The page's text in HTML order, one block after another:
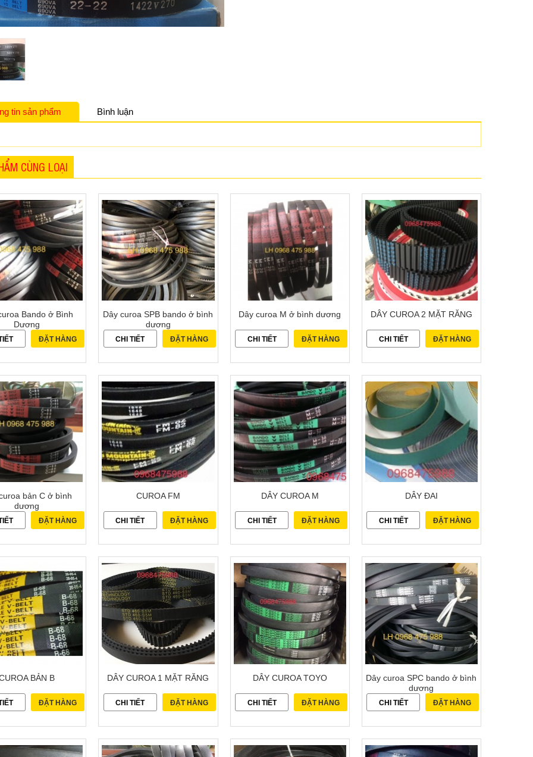
tin sản phẩm Bình luận
CÙNG LOẠI
Bando ở Bình
Dương
ĐẶT HÀNG
Dây curoa SPB bando ở bình
dương
CHI TIẾT ĐẶT HÀNG
Dây curoa M ở bình dương
CHI TIẾT ĐẶT HÀNG
DÂY CUROA 2 MẶT RĂNG
CHI TIẾT ĐẶT HÀNG
bản C ở bình
dương
ĐẶT HÀNG
CUROA FM
CHI TIẾT ĐẶT HÀNG
DÂY CUROA M
CHI TIẾT ĐẶT HÀNG
DÂY ĐAI
CHI TIẾT ĐẶT HÀNG
BẢN B
ĐẶT HÀNG
DÂY CUROA 1 MẶT RĂNG
CHI TIẾT ĐẶT HÀNG
DÂY CUROA TOYO
CHI TIẾT ĐẶT HÀNG
Dây curoa SPC bando ở bình
dương
CHI TIẾT ĐẶT HÀNG